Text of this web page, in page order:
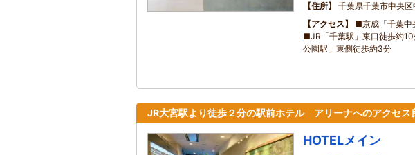
住所
千葉県千葉市中央区
アクセス
■京成「千葉中
■JR「千葉駅」東口徒歩約
公園駅」東側徒歩約3分
JR大宮駅より徒歩２分の駅前ホテル アリーナへのアクセス
HOTELメイン